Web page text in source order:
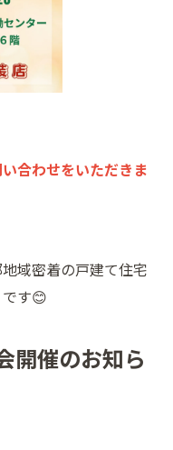
合わせをいただきま
域密着の戸建て住宅
す😊
開催のお知ら